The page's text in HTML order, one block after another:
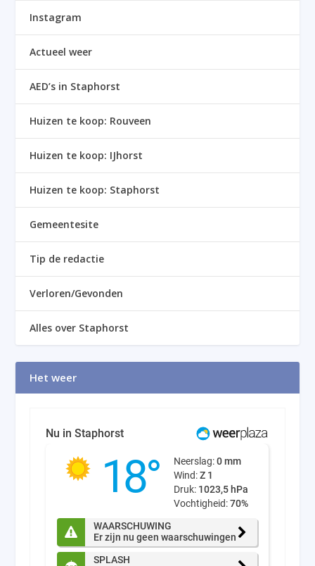
Instagram
Actueel weer
AED’s in Staphorst
Huizen te koop: Rouveen
Huizen te koop: IJhorst
Huizen te koop: Staphorst
Gemeentesite
Tip de redactie
Verloren/Gevonden
Alles over Staphorst
Het weer